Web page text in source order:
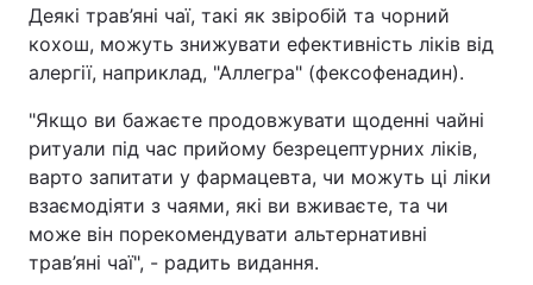
Деякі трав’яні чаї, такі як звіробій та чорний
кохош, можуть знижувати ефективність ліків від
алергії, наприклад, "Аллегра" (фексофенадин).
"Якщо ви бажаєте продовжувати щоденні чайні
ритуали під час прийому безрецептурних ліків,
варто запитати у фармацевта, чи можуть ці ліки
взаємодіяти з чаями, які ви вживаєте, та чи
може він порекомендувати альтернативні
трав’яні чаї", - радить видання.